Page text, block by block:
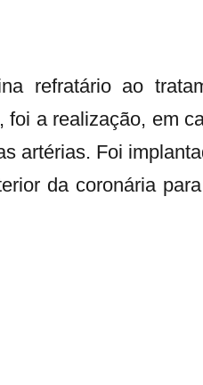
refratário ao
a realização, em
artérias. Foi
da coronária